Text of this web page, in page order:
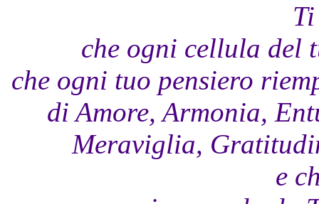
che ogni cellula del
che ogni tuo pensiero
di Amore, Armonia,
Meraviglia,
e